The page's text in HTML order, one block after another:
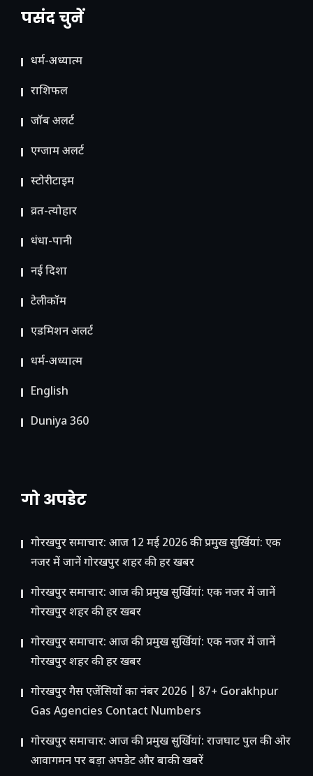
पसंद चुनें
धर्म-अध्यात्म
राशिफल
जॉब अलर्ट
एग्जाम अलर्ट
स्टोरीटाइम
व्रत-त्योहार
धंधा-पानी
नई दिशा
टेलीकॉम
ए​डमिशन अलर्ट
धर्म-अध्यात्म
English
Duniya 360
गो अपडेट
गोरखपुर समाचार: आज 12 मई 2026 की प्रमुख सुर्खियां: एक
नजर में जानें गोरखपुर शहर की हर खबर
गोरखपुर समाचार: आज की प्रमुख सुर्खियां: एक नजर में जानें
गोरखपुर शहर की हर खबर
गोरखपुर समाचार: आज की प्रमुख सुर्खियां: एक नजर में जानें
गोरखपुर शहर की हर खबर
गोरखपुर गैस एजेंसियों का नंबर 2026 | 87+ Gorakhpur
Gas Agencies Contact Numbers
गोरखपुर समाचार: आज की प्रमुख सुर्खियां: राजघाट पुल की ओर
आवागमन पर बड़ा अपडेट और बाकी खबरें